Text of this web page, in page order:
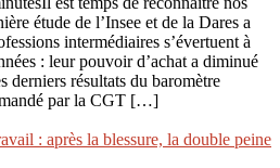
étude de l’Insee et de la Dares a
intermédiaires s’évertuent à
: leur pouvoir d’achat a diminué
derniers résultats du baromètre
par la CGT […]
: après la blessure, la double peine